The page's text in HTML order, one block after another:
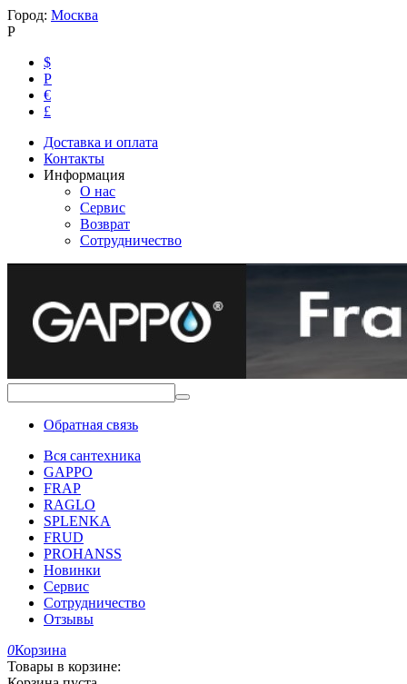
Город: Москва
Р
$
Р
€
£
Доставка и оплата
Контакты
Информация
О нас
Сервис
Возврат
Сотрудничество
Обратная связь
Вся сантехника
GAPPO
FRAP
RAGLO
SPLENKA
FRUD
PROHANSS
Новинки
Сервис
Сотрудничество
Отзывы
0Корзина
Товары в корзине: